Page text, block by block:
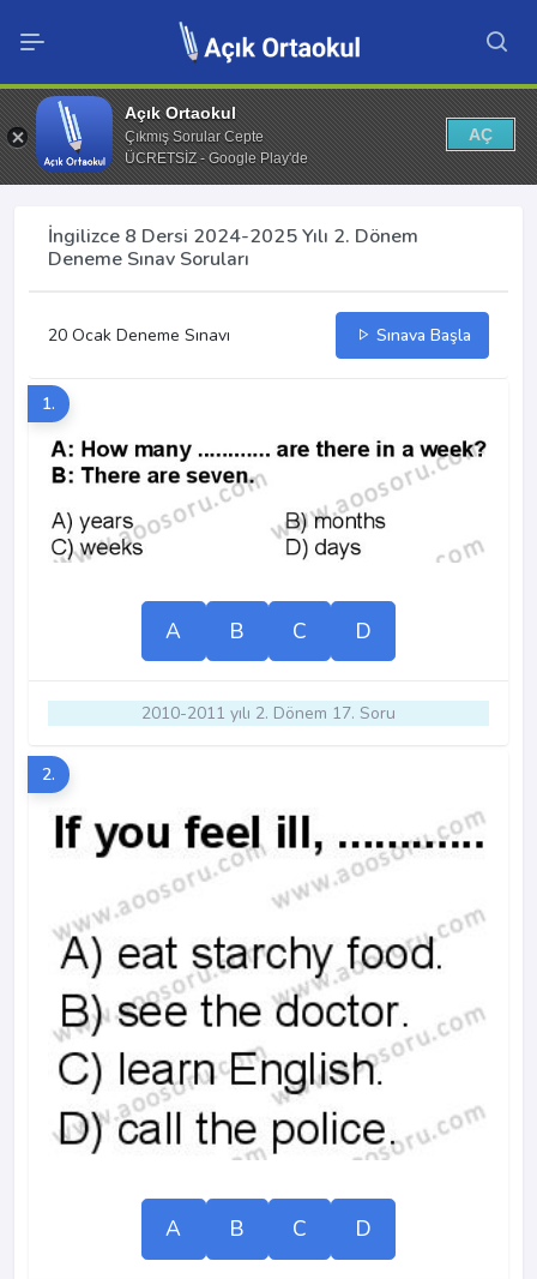
Açık Ortaokul
Çıkmış Sorular Cepte
ÜCRETSİZ - Google Play'de
AÇ
İngilizce 8 Dersi 2024-2025 Yılı 2. Dönem
Deneme Sınav Soruları
20 Ocak Deneme Sınavı Sınava Başla
1.
A B C D
2010-2011 yılı 2. Dönem 17. Soru
2.
A B C D